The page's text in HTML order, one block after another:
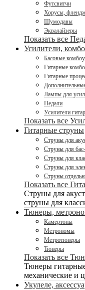
Футсвитчи
Хорусы,
Шумодавы
Эквалайзеры
Показать все
Усилители,
Басовые
Гитарные
Гитарные
Лампы для
Педали
Усилители
Показать все
Гитарные струны
Струны для
Струны для
Струны для
Струны для
Струны
Показать все
Струны для
струны для
Тюнеры,
Камертоны
Метрономы
Метротюнеры
Тюнеры
Показать все
Тюнеры
механические и
Укулеле,